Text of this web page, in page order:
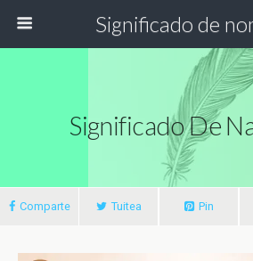
Significado de
Significado De
Comparte Tuitea Pin